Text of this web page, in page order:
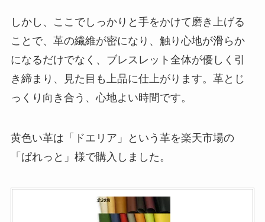
しかし、ここでしっかりと手をかけて磨き上げる
ことで、革の繊維が密になり、触り心地が滑らか
になるだけでなく、ブレスレット全体が優しく引
き締まり、見た目も上品に仕上がります。革とじ
っくり向き合う、心地よい時間です。
黄色い革は「ドエリア」という革を楽天市場の
「ぱれっと」様で購入しました。